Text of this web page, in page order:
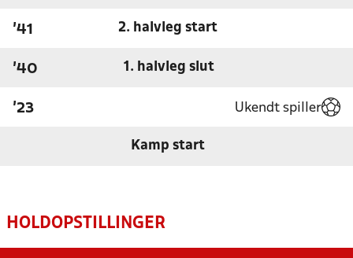
'41 2. halvleg start
'40 1. halvleg slut
'23 Ukendt spiller
Kamp start
HOLDOPSTILLINGER